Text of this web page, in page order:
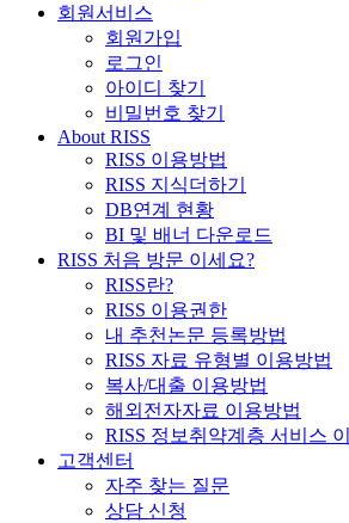
회원서비스
회원가입
로그인
아이디 찾기
비밀번호 찾기
About RISS
RISS 이용방법
RISS 지식더하기
DB연계 현황
BI 및 배너 다운로드
RISS 처음 방문 이세요?
RISS란?
RISS 이용권한
내 추천논문 등록방법
RISS 자료 유형별 이용방법
복사/대출 이용방법
해외전자자료 이용방법
RISS 정보취약계층 서비스
고객센터
자주 찾는 질문
상담 신청